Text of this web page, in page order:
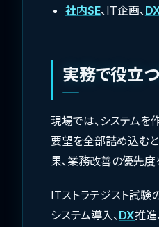
社内SE、IT企画、
実務で役立
現場では、システムを
要望を全部詰め込むと
果、業務改善の優先度
ITストラテジスト試験
システム導入、 DX推進